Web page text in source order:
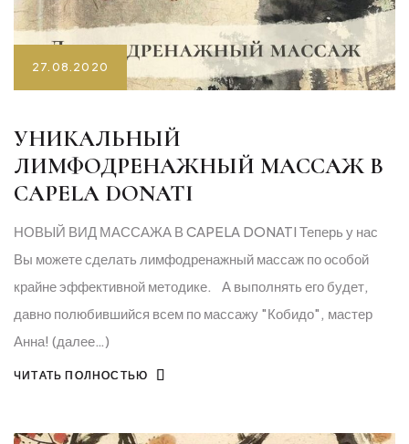
27.08.2020
УНИКАЛЬНЫЙ
ЛИМФОДРЕНАЖНЫЙ МАССАЖ В
CAPELA DONATI
НОВЫЙ ВИД МАССАЖА В CAPELA DONATI Теперь у нас
Вы можете сделать лимфодренажный массаж по особой
крайне эффективной методике.⠀А выполнять его будет,
давно полюбившийся всем по массажу "Кобидо", мастер
Анна! (далее…)
ЧИТАТЬ ПОЛНОСТЬЮ